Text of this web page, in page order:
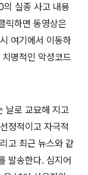
실종 사고 내용
릭하면 동영상은
여기에서 이동하
명적인 악성코드
날로 교묘해 지고
정적이고 자극적
고 최근 뉴스와 같
발송한다. 심지어